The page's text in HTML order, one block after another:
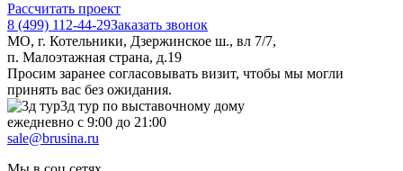
Рассчитать проект
8 (499) 112-44-29Заказать звонок
МО, г. Котельники, Дзержинское ш., вл 7/7,
п. Малоэтажная страна, д.19
Просим заранее согласовывать визит, чтобы мы могли
принять вас без ожидания.
3д тур по выставочному дому
ежедневно с 9:00 до 21:00
sale@brusina.ru